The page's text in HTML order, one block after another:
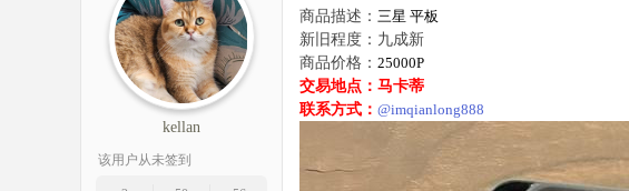
kellan
该用户从未签到
商品描述： 三星 平板
新旧程度：九成新
商品价格： 25000P
交易地点：马卡蒂
联系方式： @imqianlong888